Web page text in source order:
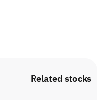
Related stocks